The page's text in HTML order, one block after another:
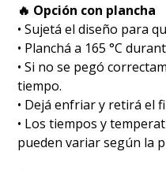
🔥 Opción con plancha
• Sujetá el diseño para
• Planchá a 165 °C
• Si no se pegó
tiempo.
• Dejá enfriar y retirá el
• Los tiempos y
pueden variar según la